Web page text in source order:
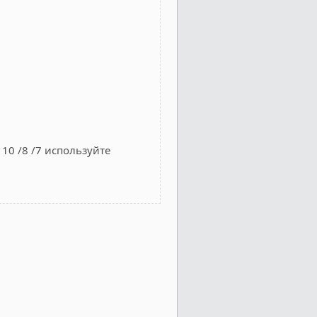
/8 /7 используйте